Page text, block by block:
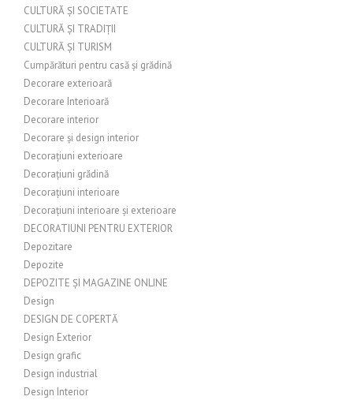
CULTURĂ ȘI SOCIETATE
CULTURĂ ȘI TRADIȚII
CULTURĂ ȘI TURISM
Cumpărături pentru casă și grădină
Decorare exterioară
Decorare Interioară
Decorare interior
Decorare și design interior
Decorațiuni exterioare
Decorațiuni grădină
Decorațiuni interioare
Decorațiuni interioare și exterioare
DECORATIUNI PENTRU EXTERIOR
Depozitare
Depozite
DEPOZITE ȘI MAGAZINE ONLINE
Design
DESIGN DE COPERTĂ
Design Exterior
Design grafic
Design industrial
Design Interior